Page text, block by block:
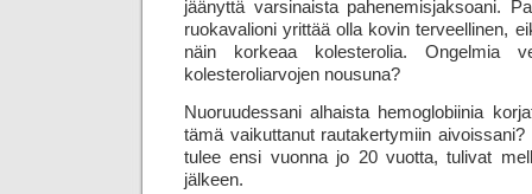
jäänyttä varsinaista pahenemisjaksoani.
ruokavalioni yrittää olla kovin terveellinen,
näin korkeaa kolesterolia. Ongelmia
kolesteroliarvojen nousuna?
Nuoruudessani alhaista hemoglobiinia
tämä vaikuttanut rautakertymiin
tulee ensi vuonna jo 20 vuotta, tulivat
jälkeen.